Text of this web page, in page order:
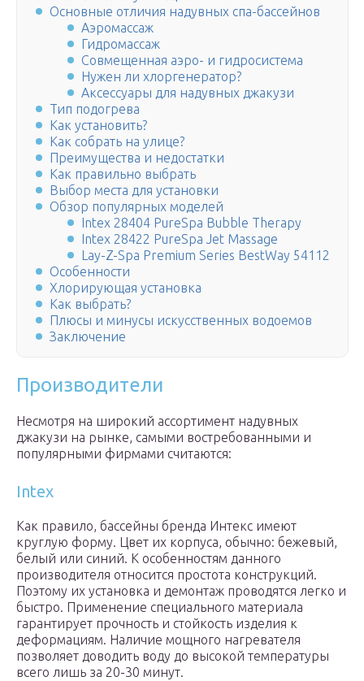
Основные отличия надувных спа-бассейнов
Аэромассаж
Гидромассаж
Совмещенная аэро- и гидросистема
Нужен ли хлоргенератор?
Аксессуары для надувных джакузи
Тип подогрева
Как установить?
Как собрать на улице?
Преимущества и недостатки
Как правильно выбрать
Выбор места для установки
Обзор популярных моделей
Intex 28404 PureSpa Bubble Therapy
Intex 28422 PureSpa Jet Massage
Lay-Z-Spa Premium Series BestWay 54112
Особенности
Хлорирующая установка
Как выбрать?
Плюсы и минусы искусственных водоемов
Заключение
Производители
Несмотря на широкий ассортимент надувных
джакузи на рынке, самыми востребованными и
популярными фирмами считаются:
Intex
Как правило, бассейны бренда Интекс имеют
круглую форму. Цвет их корпуса, обычно: бежевый,
белый или синий. К особенностям данного
производителя относится простота конструкций.
Поэтому их установка и демонтаж проводятся легко и
быстро. Применение специального материала
гарантирует прочность и стойкость изделия к
деформациям. Наличие мощного нагревателя
позволяет доводить воду до высокой температуры
всего лишь за 20-30 минут.